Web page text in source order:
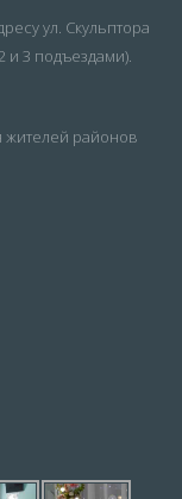
ул. Скульптора
и 3 подъездами).
жителей районов